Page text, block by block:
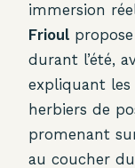
immersion
Frioul
durant l’été,
expliquant les
herbiers de
promenant
au coucher